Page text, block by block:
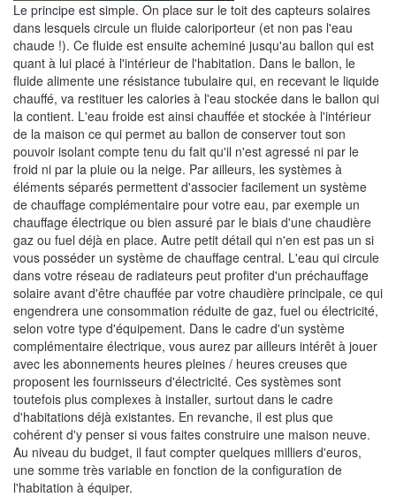
Le principe est simple. On place sur le toit des capteurs solaires
dans lesquels circule un fluide caloriporteur (et non pas l'eau
chaude !). Ce fluide est ensuite acheminé jusqu'au ballon qui est
quant à lui placé à l'intérieur de l'habitation. Dans le ballon, le
fluide alimente une résistance tubulaire qui, en recevant le liquide
chauffé, va restituer les calories à l'eau stockée dans le ballon qui
la contient. L'eau froide est ainsi chauffée et stockée à l'intérieur
de la maison ce qui permet au ballon de conserver tout son
pouvoir isolant compte tenu du fait qu'il n'est agressé ni par le
froid ni par la pluie ou la neige. Par ailleurs, les systèmes à
éléments séparés permettent d'associer facilement un système
de chauffage complémentaire pour votre eau, par exemple un
chauffage électrique ou bien assuré par le biais d'une chaudière
gaz ou fuel déjà en place. Autre petit détail qui n'en est pas un si
vous posséder un système de chauffage central. L'eau qui circule
dans votre réseau de radiateurs peut profiter d'un préchauffage
solaire avant d'être chauffée par votre chaudière principale, ce qui
engendrera une consommation réduite de gaz, fuel ou électricité,
selon votre type d'équipement. Dans le cadre d'un système
complémentaire électrique, vous aurez par ailleurs intérêt à jouer
avec les abonnements heures pleines / heures creuses que
proposent les fournisseurs d'électricité. Ces systèmes sont
toutefois plus complexes à installer, surtout dans le cadre
d'habitations déjà existantes. En revanche, il est plus que
cohérent d'y penser si vous faites construire une maison neuve.
Au niveau du budget, il faut compter quelques milliers d'euros,
une somme très variable en fonction de la configuration de
l'habitation à équiper.